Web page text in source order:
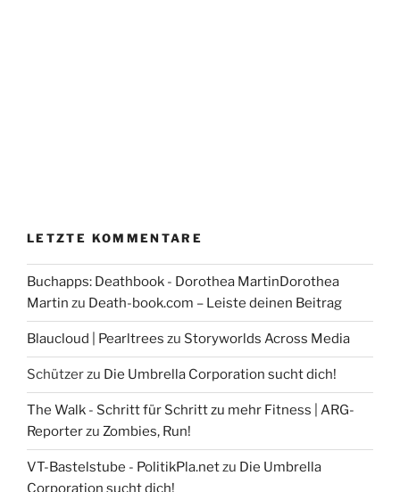
LETZTE KOMMENTARE
Buchapps: Deathbook - Dorothea MartinDorothea
Martin zu Death-book.com – Leiste deinen Beitrag
Blaucloud | Pearltrees zu Storyworlds Across Media
Schützerzu Die Umbrella Corporation sucht dich!
The Walk - Schritt für Schritt zu mehr Fitness | ARG-
Reporterzu Zombies, Run!
VT-Bastelstube - PolitikPla.netzu Die Umbrella
Corporation sucht dich!